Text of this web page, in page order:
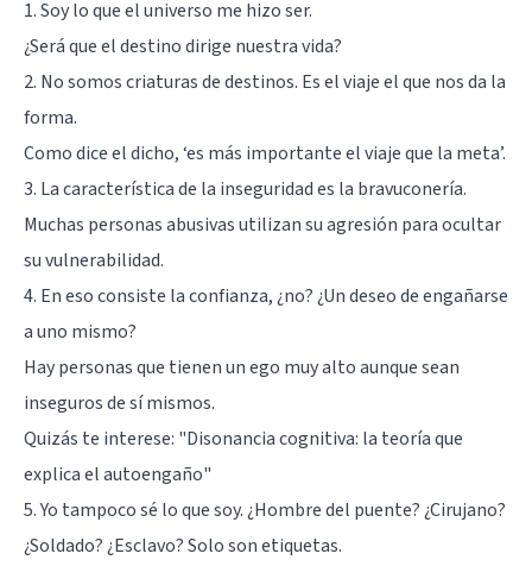
1. Soy lo que el universo me hizo ser.
¿Será que el destino dirige nuestra vida?
2. No somos criaturas de destinos. Es el viaje el que nos da la
forma.
Como dice el dicho, ‘es más importante el viaje que la meta’.
3. La característica de la inseguridad es la bravuconería.
Muchas personas abusivas utilizan su agresión para ocultar
su vulnerabilidad.
4. En eso consiste la confianza, ¿no? ¿Un deseo de engañarse
a uno mismo?
Hay personas que tienen un ego muy alto aunque sean
inseguros de sí mismos.
Quizás te interese: "Disonancia cognitiva: la teoría que
explica el autoengaño"
5. Yo tampoco sé lo que soy. ¿Hombre del puente? ¿Cirujano?
¿Soldado? ¿Esclavo? Solo son etiquetas.